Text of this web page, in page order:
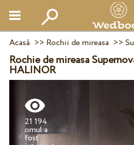
Acasă >> Rochii de mireasa >>
Rochie de mireasa
HALINOR
21 194
omul a
fost